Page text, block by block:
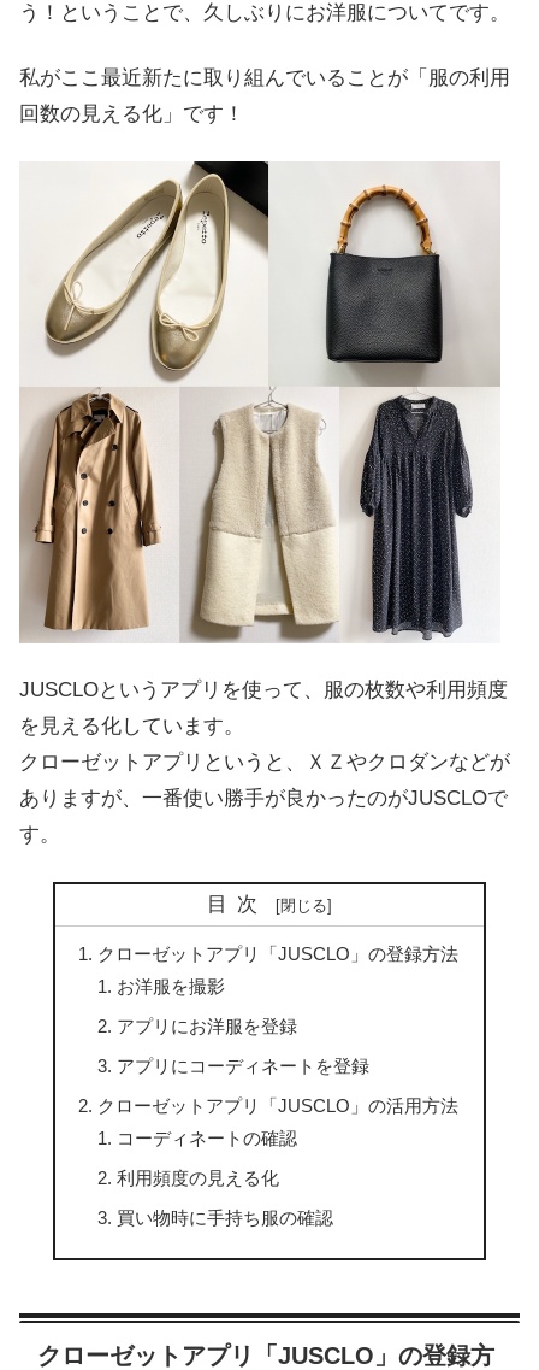
う！ということで、久しぶりにお洋服についてです。
私がここ最近新たに取り組んでいることが「服の利用
回数の見える化」です！
JUSCLOというアプリを使って、服の枚数や利用頻度
を見える化しています。
クローゼットアプリというと、ＸＺやクロダンなどが
ありますが、一番使い勝手が良かったのがJUSCLOで
す。
目次
クローゼットアプリ「JUSCLO」の登録方法
お洋服を撮影
アプリにお洋服を登録
アプリにコーディネートを登録
クローゼットアプリ「JUSCLO」の活用方法
コーディネートの確認
利用頻度の見える化
買い物時に手持ち服の確認
クローゼットアプリ「JUSCLO」の登録方